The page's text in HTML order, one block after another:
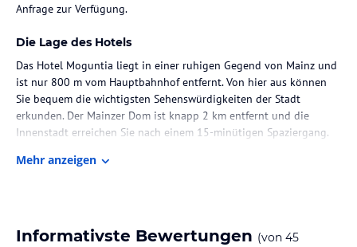
Anfrage zur Verfügung.
Die Lage des Hotels
Das Hotel Moguntia liegt in einer ruhigen Gegend von Mainz und
ist nur 800 m vom Hauptbahnhof entfernt. Von hier aus können
Sie bequem die wichtigsten Sehenswürdigkeiten der Stadt
erkunden. Der Mainzer Dom ist knapp 2 km entfernt und die
Innenstadt erreichen Sie nach einem 15-minütigen Spaziergang.
Zimmer / Unterbringung im Hotel
Haartrockner. Einige Zimmer bieten zudem einen Balkon, auf dem
Mehr anzeigen
Informativste Bewertungen (von 45